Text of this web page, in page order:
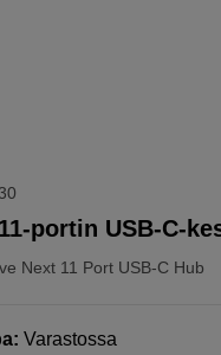
Next 11 Port USB-C Hub
portin USB-C-
: Varastossa